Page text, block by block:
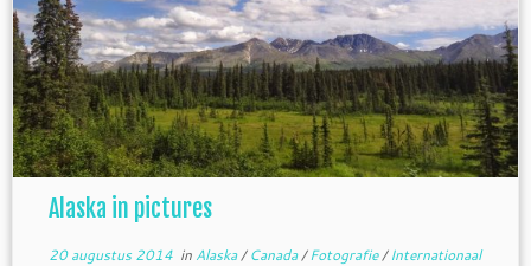
Alaska in pictures
20 augustus 2014in Alaska/Canada/Fotografie/Internationaal